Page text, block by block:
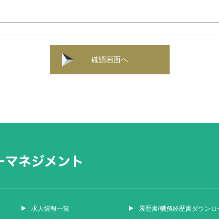
確認画面へ
求人情報一覧 履歴書/職務経歴書ダウンロ